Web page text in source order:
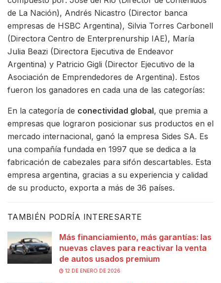
de La Nación), Andrés Nicastro (Director banca
empresas de HSBC Argentina), Silvia Torres Carbonell
(Directora Centro de Enterprenurship IAE), María
Julia Beazi (Directora Ejecutiva de Endeavor
Argentina) y Patricio Gigli (Director Ejecutivo de la
Asociación de Emprendedores de Argentina). Estos
fueron los ganadores en cada una de las categorías:
En la categoría de conectividad global, que premia a
empresas que lograron posicionar sus productos en el
mercado internacional, ganó la empresa Sides SA. Es
una compañía fundada en 1997 que se dedica a la
fabricación de cabezales para sifón descartables. Esta
empresa argentina, gracias a su experiencia y calidad
de su producto, exporta a más de 36 países.
TAMBIÉN PODRÍA INTERESARTE
Más financiamiento, más garantías: las
nuevas claves para reactivar la venta
de autos usados premium
12 DE ENERO DE 2026